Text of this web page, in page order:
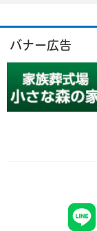
バナー広告